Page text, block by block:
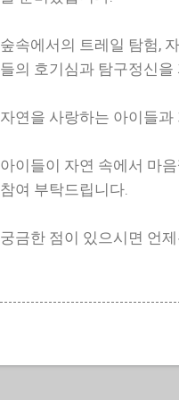
숲속에서의 트레일 탐험,
들의 호기심과 탐구정신을
자연을 사랑하는 아이들
아이들이 자연 속에서 마
참여 부탁드립니다.
궁금한 점이 있으시면 언